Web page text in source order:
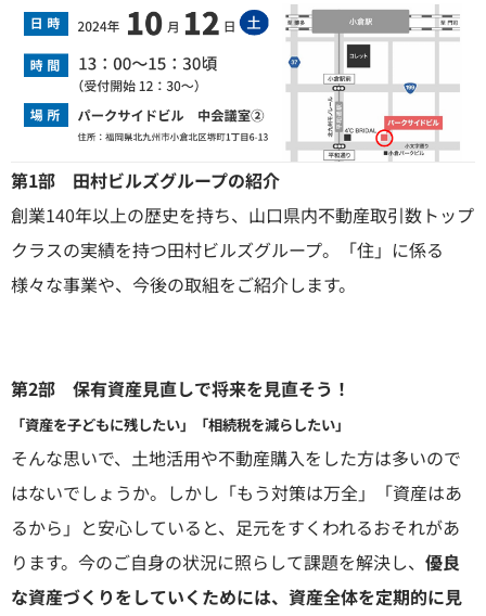
第1部 田村ビルズグループの紹介
創業140年以上の歴史を持ち、山口県内不動産取引数トップ
クラスの実績を持つ田村ビルズグループ。「住」に係る
様々な事業や、今後の取組をご紹介します。
第2部 保有資産見直しで将来を見直そう！
「資産を子どもに残したい」「相続税を減らしたい」
そんな思いで、土地活用や不動産購入をした方は多いので
はないでしょうか。しかし「もう対策は万全」「資産はあ
るから」と安心していると、足元をすくわれるおそれがあ
ります。今のご自身の状況に照らして課題を解決し、 優良
な資産づくりをしていくためには、資産全体を定期的に見